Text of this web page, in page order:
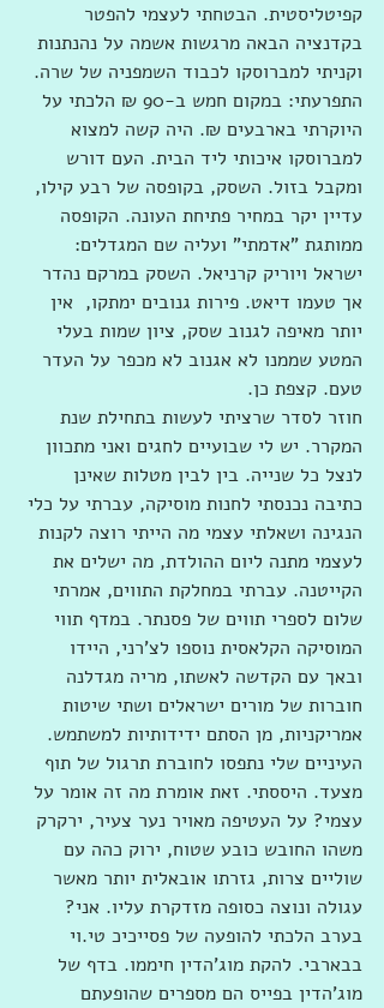
קפיטליסטית. הבטחתי לעצמי להפטר
בקדנציה הבאה מרגשות אשמה על נהנתנות
וקניתי למברוסקו לכבוד השמפניה של שרה.
התפרעתי: במקום חמש ב-90 ₪ הלכתי על
היוקרתי בארבעים ₪. היה קשה למצוא
למברוסקו איכותי ליד הבית. העם דורש
ומקבל בזול. השסק, בקופסה של רבע קילו,
עדיין יקר במחיר פתיחת העונה. הקופסה
ממותגת "אדמתי" ועליה שם המגדלים:
ישראל ויוריק קרניאל. השסק במרקם נהדר
אך טעמו דיאט. פירות גנובים ימתקו,  אין
יותר מאיפה לגנוב שסק, ציון שמות בעלי
המטע שממנו לא אגנוב לא מכפר על העדר
טעם. קצפת כן.
חוזר לסדר שרציתי לעשות בתחילת שנת
המקרר. יש לי שבועיים לחגים ואני מתכוון
לנצל כל שנייה. בין לבין מטלות שאינן
כתיבה נכנסתי לחנות מוסיקה, עברתי על כלי
הנגינה ושאלתי עצמי מה הייתי רוצה לקנות
לעצמי מתנה ליום ההולדת, מה ישלים את
הקייטנה. עברתי במחלקת התווים, אמרתי
שלום לספרי תווים של פסנתר. במדף תווי
המוסיקה הקלאסית נוספו לצ'רני, היידו
ובאך עם הקדשה לאשתו, מריה מגדלנה
חוברות של מורים ישראלים ושתי שיטות
אמריקניות, מן הסתם ידידותיות למשתמש.
העיניים שלי נתפסו לחוברת תרגול של תוף
מצעד. היססתי. זאת אומרת מה זה אומר על
עצמי? על העטיפה מאויר נער צעיר, ירקרק
משהו החובש כובע שטוח, ירוק כהה עם
שוליים צרות, גזרתו אובאלית יותר מאשר
עגולה ונוצה כסופה מזדקרת עליו. אני?
בערב הלכתי להופעה של פסייכיכ טי.וי
בבארבי. להקת מוג'הדין חיממו. בדף של
מוג'הדין בפייס הם מספרים שהופעתם